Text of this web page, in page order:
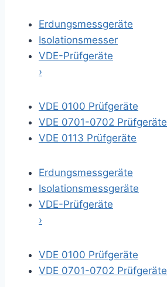
Erdungsmessgeräte
Isolationsmesser
VDE-Prüfgeräte
›
VDE 0100 Prüfgeräte
VDE 0701-0702 Prüfgeräte
VDE 0113 Prüfgeräte
Erdungsmessgeräte
Isolationsmessgeräte
VDE-Prüfgeräte
›
VDE 0100 Prüfgeräte
VDE 0701-0702 Prüfgeräte